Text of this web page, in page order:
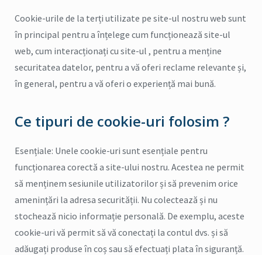
Cookie-urile de la terți utilizate pe site-ul nostru web sunt
în principal pentru a înțelege cum funcționează site-ul
web, cum interacționați cu site-ul , pentru a menține
securitatea datelor, pentru a vă oferi reclame relevante și,
în general, pentru a vă oferi o experiență mai bună.
Ce tipuri de cookie-uri folosim ?
Esențiale: Unele cookie-uri sunt esențiale pentru
funcționarea corectă a site-ului nostru. Acestea ne permit
să menținem sesiunile utilizatorilor și să prevenim orice
amenințări la adresa securității. Nu colectează și nu
stochează nicio informație personală. De exemplu, aceste
cookie-uri vă permit să vă conectați la contul dvs. și să
adăugați produse în coș sau să efectuați plata în siguranță.